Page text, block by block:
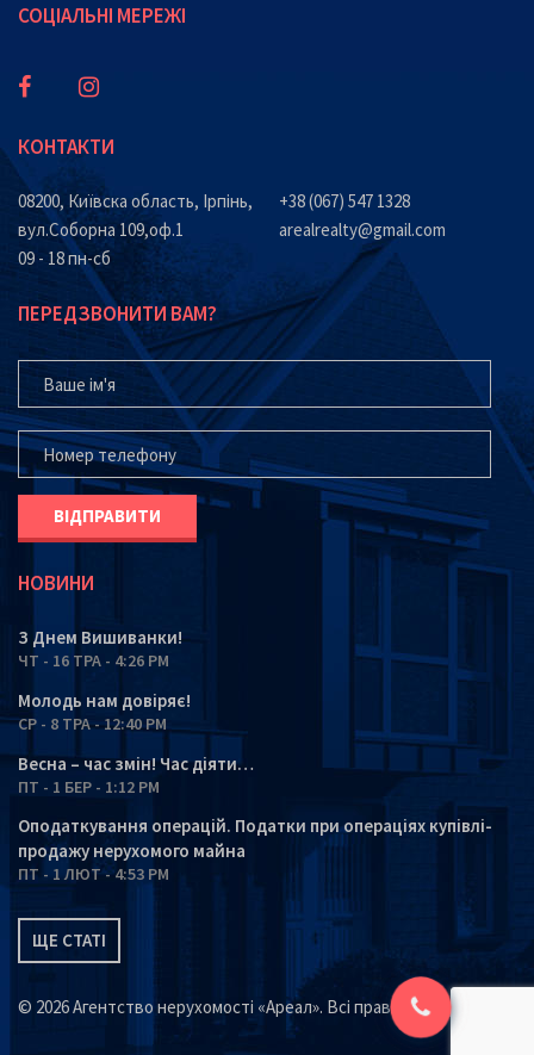
СОЦІАЛЬНІ МЕРЕЖІ
КОНТАКТИ
08200, Київска область, Ірпінь,
вул.Соборна 109,оф.1
09 - 18 пн-сб
+38 (067) 547 1328
arealrealty@gmail.com
ПЕРЕДЗВОНИТИ ВАМ?
ВАШЕ ІМ'Я
ВАШ ТЕЛЕФОН*
НОВИНИ
З Днем Вишиванки!
ЧТ - 16 ТРА - 4:26 PM
Молодь нам довіряє!
СР - 8 ТРА - 12:40 PM
Весна – час змін! Час діяти…
ПТ - 1 БЕР - 1:12 PM
Оподаткування операцій. Податки при операціях купівлі-
продажу нерухомого майна
ПТ - 1 ЛЮТ - 4:53 PM
ЩЕ СТАТІ
© 2026 Агентство нерухомості «Ареал». Всі права захищені.